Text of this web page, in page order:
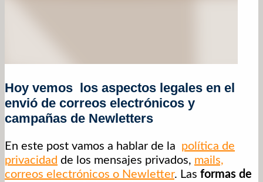
Hoy vemos los aspectos legales en el
envió de correos electrónicos y
campañas de Newletters
En este post vamos a hablar de la política de
privacidad de los mensajes privados, mails,
correos electrónicos o Newletter. Las formas de